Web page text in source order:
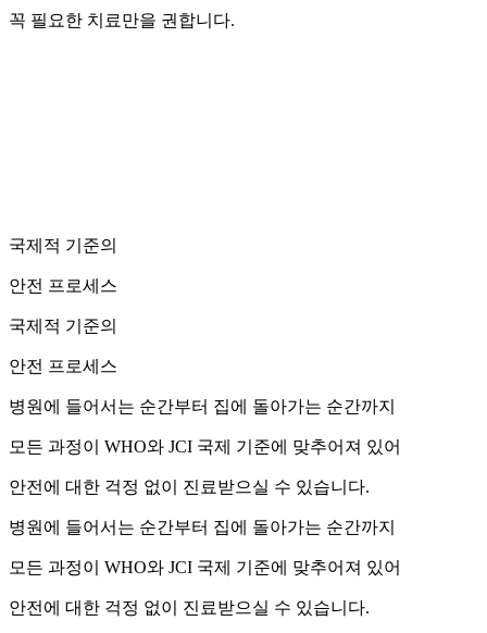
꼭 필요한 치료만을 권합니다.
국제적 기준의
안전 프로세스
국제적 기준의
안전 프로세스
병원에 들어서는 순간부터 집에 돌아가는 순간까지
모든 과정이 WHO와 JCI 국제 기준에 맞추어져 있어
안전에 대한 걱정 없이 진료받으실 수 있습니다.
병원에 들어서는 순간부터 집에 돌아가는 순간까지
모든 과정이 WHO와 JCI 국제 기준에 맞추어져 있어
안전에 대한 걱정 없이 진료받으실 수 있습니다.